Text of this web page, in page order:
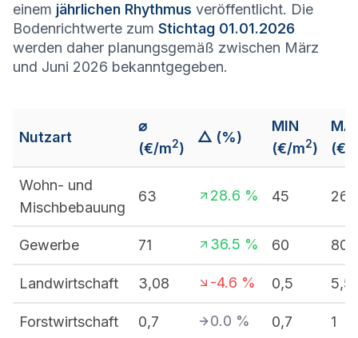
einem jährlichen Rhythmus veröffentlicht. Die
Bodenrichtwerte zum Stichtag 01.01.2026
werden daher planungsgemäß zwischen März
und Juni 2026 bekanntgegeben.
Nutzart
⌀
(€/m2)
△ (%)
MIN
(€/m2)
(€/
Wohn- und
Mischbebauung
63 28.6 % 45 265
Gewerbe 71 36.5 % 60 80
Landwirtschaft 3,08 -4.6 % 0,5 5,5
Forstwirtschaft 0,7 0.0 % 0,7 1